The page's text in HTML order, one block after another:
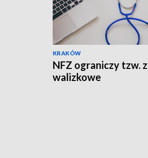
KRAKÓW
NFZ ograniczy tzw.
walizkowe